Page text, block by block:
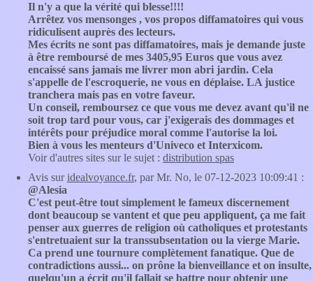
Il n'y a que la vérité qui blesse!!!!
Arrêtez vos mensonges , vos propos diffamatoires qui vous
ridiculisent auprès des lecteurs.
Mes écrits ne sont pas diffamatoires, mais je demande juste
à être remboursé de mes 3405,95 Euros que vous avez
encaissé sans jamais me livrer mon abri jardin. Cela
s'appelle de l'escroquerie, ne vous en déplaise. LA justice
tranchera mais pas en votre faveur.
Un conseil, remboursez ce que vous me devez avant qu'il ne
soit trop tard pour vous, car j'exigerais des dommages et
intérêts pour préjudice moral comme l'autorise la loi.
Bien à vous les menteurs d'Univeco et Interxicom.
Voir d'autres sites sur le sujet : distribution spas
Avis suridealvoyance.fr, par Mr. No, le 07-12-2023 10:09:41 :
@Alesia
C'est peut-être tout simplement le fameux discernement
dont beaucoup se vantent et que peu appliquent, ça me fait
penser aux guerres de religion où catholiques et protestants
s'entretuaient sur la transsubsentation ou la vierge Marie.
Ca prend une tournure complètement fanatique. Que de
contradictions aussi... on prône la bienveillance et on insulte,
quelqu'un a écrit qu'il fallait se battre pour obtenir une